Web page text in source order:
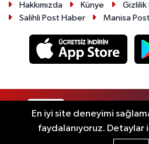
Hakkımızda Künye Gizlilik
Salihli Post Haber
Manisa
En iyi site deneyimi
faydalanıyoruz. Detaylar